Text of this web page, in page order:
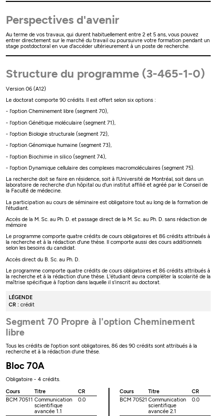
Perspectives d'avenir
Au terme de vos travaux, qui durent habituellement entre 2 et 5 ans, vous pouvez
entrer directement sur le marché du travail ou poursuivre votre formation pendant un
stage postdoctoral en vue d'accéder ultérieurement à un poste de recherche.
Structure du programme (3-465-1-0)
Version 06 (A12)
Le doctorat comporte 90 crédits. Il est offert selon six options :
- l'option Cheminement libre (segment 70),
- l'option Génétique moléculaire (segment 71),
- l'option Biologie structurale (segment 72),
- l'option Génomique humaine (segment 73),
- l'option Biochimie in silico (segment 74),
- l'option Dynamique cellulaire des complexes macromoléculaires (segment 75).
La recherche doit se faire en résidence, soit à l'Université de Montréal, soit dans un
laboratoire de recherche d'un hôpital ou d'un institut affilié et agréé par le Conseil de
la Faculté de médecine.
La participation au cours de séminaire est obligatoire tout au long de la formation de
l'étudiant.
Accès de la M. Sc. au Ph. D. et passage direct de la M. Sc. au Ph. D. sans rédaction de
mémoire
Le programme comporte quatre crédits de cours obligatoires et 86 crédits attribués à
la recherche et à la rédaction d'une thèse. Il comporte aussi des cours additionnels
selon les besoins du candidat.
Accès direct du B. Sc. au Ph. D.
Le programme comporte quatre crédits de cours obligatoires et 86 crédits attribués à
la recherche et à la rédaction d'une thèse. L'étudiant devra compléter la scolarité de la
maîtrise spécifique à l'option dans laquelle il s'inscrit au doctorat.
LÉGENDE
CR : crédit
Segment 70 Propre à l'option Cheminement
libre
Tous les crédits de l'option sont obligatoires, 86 des 90 crédits sont attribués à la
recherche et à la rédaction d'une thèse.
Bloc 70A
Obligatoire - 4 crédits.
Cours
Titre
CR
BCM 70511 Communication
scientifique
avancée 1.1
0.0
Cours Titre
CR
BCM 70521 Communication
scientifique
avancée 2.1
0.0